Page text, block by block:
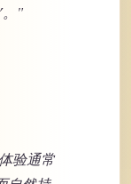
。"
验通常